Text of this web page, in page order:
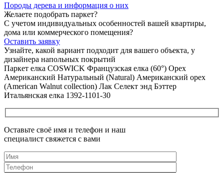
Породы дерева и информация о них
Желаете подобрать паркет?
С учетом индивидуальных особенностей вашей квартиры,
дома или коммерческого помещения?
Оставить заявку
Узнайте, какой вариант подходит для вашего объекта, у
дизайнера напольных покрытий
Паркет елка COSWICK Французская елка (60°) Орех
Американский Натуральный (Natural) Американский орех
(American Walnut collection) Лак Селект энд Бэттер
Итальянская елка 1392-1101-30
Оставьте своё имя и телефон и наш
специалист свяжется с вами